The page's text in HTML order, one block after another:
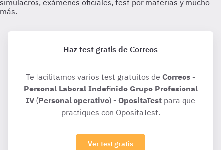
Haz test gratis de Correos
Te facilitamos varios test gratuitos de Correos -
Personal Laboral Indefinido Grupo Profesional
IV (Personal operativo) - OpositaTest para que
practiques con OpositaTest.
Ver test gratis